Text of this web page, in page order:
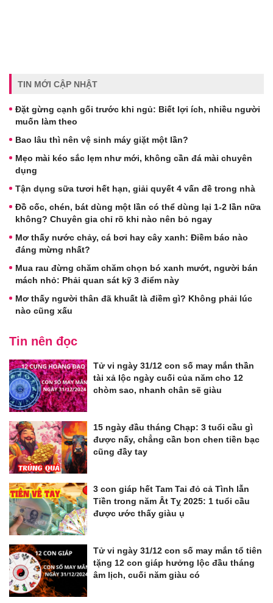
TIN MỚI CẬP NHẬT
Đặt gừng cạnh gối trước khi ngủ: Biết lợi ích, nhiều người
muốn làm theo
Bao lâu thì nên vệ sinh máy giặt một lần?
Mẹo mài kéo sắc lẹm như mới, không cần đá mài chuyên
dụng
Tận dụng sữa tươi hết hạn, giải quyết 4 vấn đề trong nhà
Đồ cốc, chén, bát dùng một lần có thể dùng lại 1-2 lần nữa
không? Chuyên gia chỉ rõ khi nào nên bỏ ngay
Mơ thấy nước chảy, cá bơi hay cây xanh: Điềm báo nào
đáng mừng nhất?
Mua rau đừng chăm chăm chọn bó xanh mướt, người bán
mách nhỏ: Phải quan sát kỹ 3 điểm này
Mơ thấy người thân đã khuất là điềm gì? Không phải lúc
nào cũng xấu
Tin nên đọc
Tử vi ngày 31/12 con số may mắn thần
tài xả lộc ngày cuối của năm cho 12
chòm sao, nhanh chân sẽ giàu
15 ngày đầu tháng Chạp: 3 tuổi cầu gì
được nấy, chẳng cần bon chen tiền bạc
cũng đầy tay
3 con giáp hết Tam Tai đỏ cả Tình lẫn
Tiền trong năm Ât Tỵ 2025: 1 tuổi cầu
được ước thấy giàu ụ
Tử vi ngày 31/12 con số may mắn tổ tiên
tặng 12 con giáp hưởng lộc đầu tháng
âm lịch, cuối năm giàu có